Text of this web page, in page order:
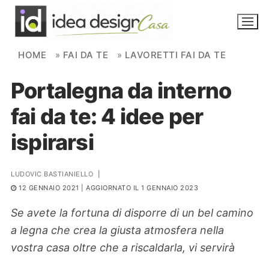
Skip to content
NOVITÀ
AMBIENTI
FAI DA TE
PIANTE
Search for:
HOME » FAI DA TE » LAVORETTI FAI DA TE
Portalegna da interno
fai da te: 4 idee per
ispirarsi
LUDOVIC BASTIANIELLO
12 GENNAIO 2021
| AGGIORNATO IL 1 GENNAIO 2023
Se avete la fortuna di disporre di un bel camino
a legna che crea la giusta atmosfera nella
vostra casa oltre che a riscaldarla, vi servirà